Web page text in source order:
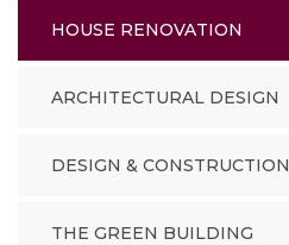
HOUSE RENOVATION
ARCHITECTURAL DESIGN
DESIGN & CONSTRUCTION
THE GREEN BUILDING